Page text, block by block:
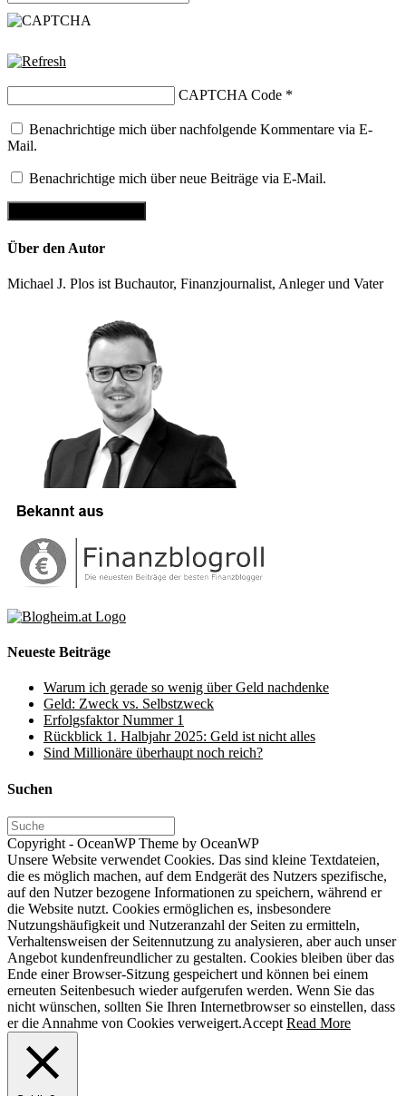
CAPTCHA Code *
Benachrichtige mich über nachfolgende Kommentare via E-
Mail.
Benachrichtige mich über neue Beiträge via E-Mail.
Über den Autor
Michael J. Plos ist Buchautor, Finanzjournalist, Anleger und Vater
Neueste Beiträge
Warum ich gerade so wenig über Geld nachdenke
Geld: Zweck vs. Selbstzweck
Erfolgsfaktor Nummer 1
Rückblick 1. Halbjahr 2025: Geld ist nicht alles
Sind Millionäre überhaupt noch reich?
Suchen
Copyright - OceanWP Theme by OceanWP
Unsere Website verwendet Cookies. Das sind kleine Textdateien,
die es möglich machen, auf dem Endgerät des Nutzers spezifische,
auf den Nutzer bezogene Informationen zu speichern, während er
die Website nutzt. Cookies ermöglichen es, insbesondere
Nutzungshäufigkeit und Nutzeranzahl der Seiten zu ermitteln,
Verhaltensweisen der Seitennutzung zu analysieren, aber auch unser
Angebot kundenfreundlicher zu gestalten. Cookies bleiben über das
Ende einer Browser-Sitzung gespeichert und können bei einem
erneuten Seitenbesuch wieder aufgerufen werden. Wenn Sie das
nicht wünschen, sollten Sie Ihren Internetbrowser so einstellen, dass
er die Annahme von Cookies verweigert.Accept Read More